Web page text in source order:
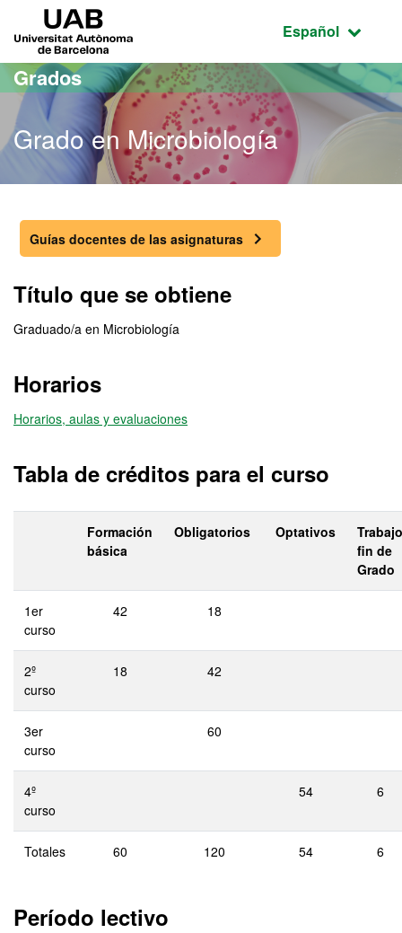
Acceso al contenido principal
Acceso a la navegación de la página
Idioma
Español
Grados
Grado en Microbiología
Grado en Microbiología
Guías docentes de las asignaturas
Título que se obtiene
Graduado/a en Microbiología
Horarios
Horarios, aulas y evaluaciones
Tabla de créditos para el curso
Formación
básica
Obligatorios Optativos
Trabajo
fin de
Grado
1er
curso
42 18
2º
curso
18 42
3er
curso
60
4º
curso
54 6
Totales 60 120 54 6
Período lectivo